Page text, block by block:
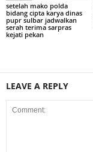
setelah mako polda
bidang cipta karya dinas
pupr sulbar jadwalkan
serah terima sarpras
kejati pekan
LEAVE A REPLY